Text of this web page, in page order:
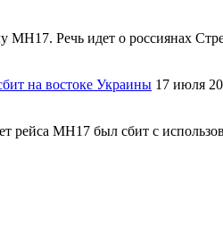
МН17. Речь идет о россиянах
на востоке Украины 17 июля
рейса МН17 был сбит с